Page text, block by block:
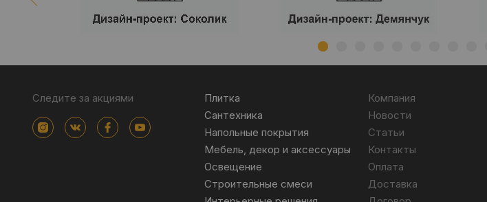
Следите за акциями
Плитка
Сантехника
Напольные покрытия
Мебель, декор и аксессуары
Освещение
Строительные смеси
Компания
Новости
Статьи
Контакты
Оплата
Доставка